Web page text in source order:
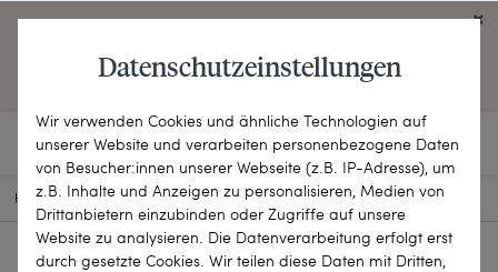
OPEN ENGLISH WEBSITE
HOME SCHMUCKSTÜCKE KETTEN & COLLIERS 25-1086
Datenschutzeinstellungen
Wir verwenden Cookies und ähnliche Technologien auf
unserer Website und verarbeiten personenbezogene Daten
von Besucher:innen unserer Webseite (z.B. IP-Adresse), um
z.B. Inhalte und Anzeigen zu personalisieren, Medien von
Drittanbietern einzubinden oder Zugriffe auf unsere
Website zu analysieren. Die Datenverarbeitung erfolgt erst
durch gesetzte Cookies. Wir teilen diese Daten mit Dritten,